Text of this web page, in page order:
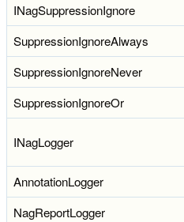
INagSuppressionIgnore
SuppressionIgnoreAlways
SuppressionIgnoreNever
SuppressionIgnoreOr
INagLogger
AnnotationLogger
NagReportLogger